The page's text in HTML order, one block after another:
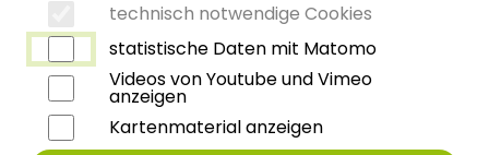
Kontaktinformationen Unsere Ärzte
technisch notwendige Cookies
statistische Daten mit Matomo
Videos von Youtube und Vimeo
anzeigen
Kartenmaterial anzeigen